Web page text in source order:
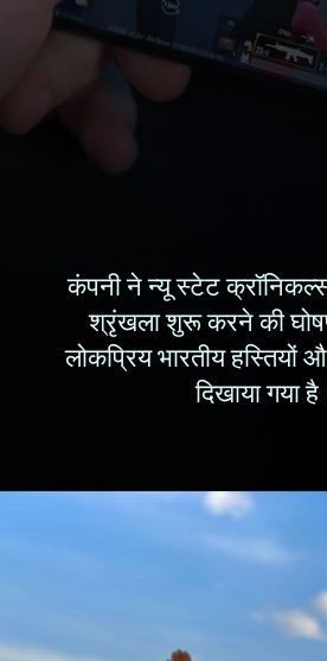
कंपनी ने न्यू स्टेट
श्रृंखला शुरू करने की
लोकप्रिय भारतीय हस्तियों
दिखाया गया